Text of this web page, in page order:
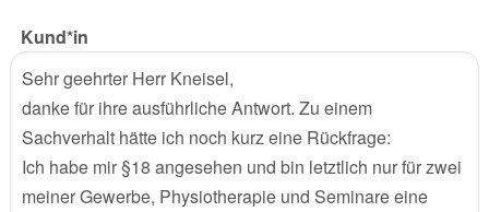
Kund*in
Sehr geehrter Herr Kneisel,
danke für ihre ausführliche Antwort. Zu einem
Sachverhalt hätte ich noch kurz eine Rückfrage:
Ich habe mir §18 angesehen und bin letztlich nur für zwei
meiner Gewerbe, Physiotherapie und Seminare eine